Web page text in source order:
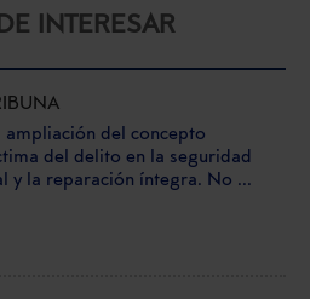
INTERESAR
ampliación del concepto
del delito en la seguridad
y la reparación íntegra. No ...